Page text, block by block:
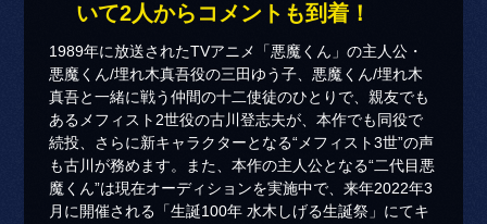
いて2人からコメントも到着！
1989年に放送されたTVアニメ「悪魔くん」の主人公・
悪魔くん/埋れ木真吾役の三田ゆう子、悪魔くん/埋れ木
真吾と一緒に戦う仲間の十二使徒のひとりで、親友でも
あるメフィスト2世役の古川登志夫が、本作でも同役で
続投、さらに新キャラクターとなる“メフィスト3世”の声
も古川が務めます。また、本作の主人公となる“二代目悪
魔くん”は現在オーディションを実施中で、来年2022年3
月に開催される「生誕100年 水木しげる生誕祭」にてキ